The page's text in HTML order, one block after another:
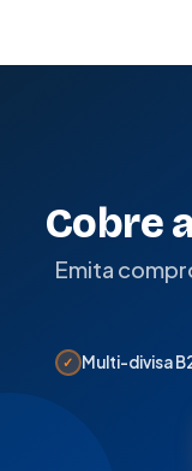
Cobre
Emita
✓ Multi-divisa